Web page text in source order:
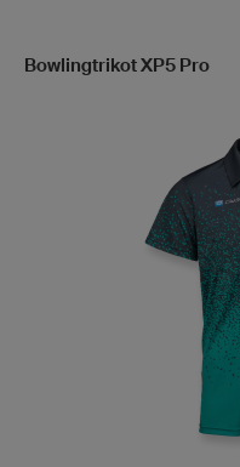
Bowlingtrikot XP5 Pro